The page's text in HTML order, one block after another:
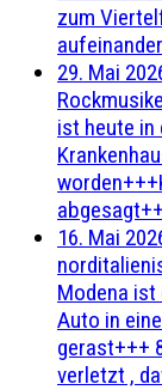
zum
29. Mai
ist heute in
16. Mai
Modena ist
Auto in
gerast+++
verletzt ,